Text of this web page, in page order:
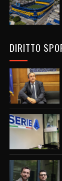
DIRITTO